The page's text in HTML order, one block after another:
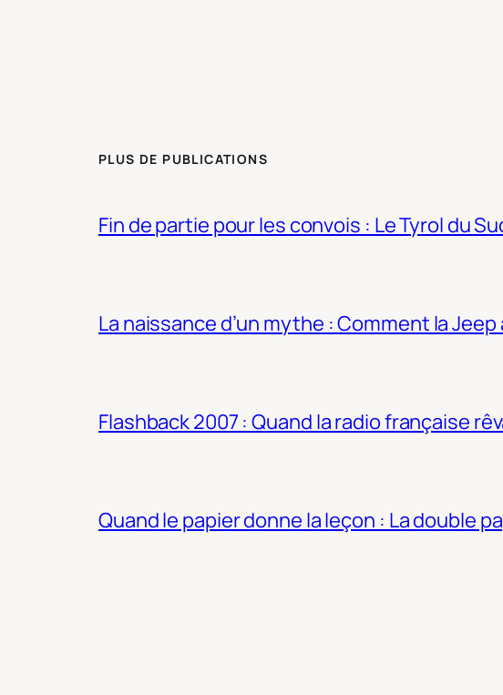
PLUS DE PUBLICATIONS
Fin de partie pour les convois : Le Tyrol du
La naissance d’un mythe : Comment la
Flashback 2007 : Quand la radio française
Quand le papier donne la leçon : La double